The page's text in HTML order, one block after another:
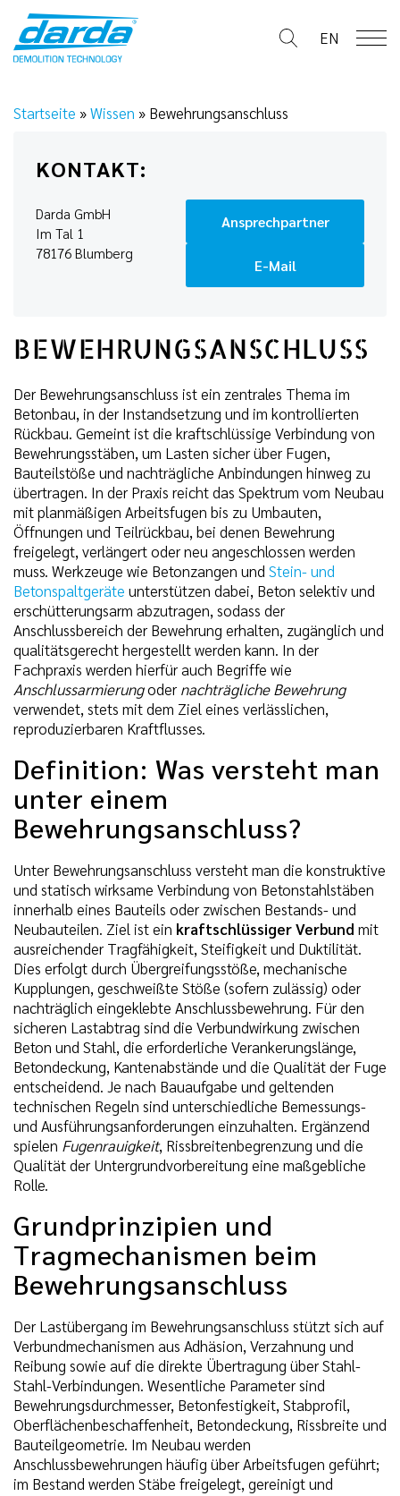
content
EN
Startseite »Wissen » Bewehrungsanschluss
KONTAKT:
Darda GmbH
Im Tal 1
78176 Blumberg
Ansprechpartner
E-Mail
BEWEHRUNGSANSCHLUSS
Der Bewehrungsanschluss ist ein zentrales Thema im
Betonbau, in der Instandsetzung und im kontrollierten
Rückbau. Gemeint ist die kraftschlüssige Verbindung von
Bewehrungsstäben, um Lasten sicher über Fugen,
Bauteilstöße und nachträgliche Anbindungen hinweg zu
übertragen. In der Praxis reicht das Spektrum vom Neubau
mit planmäßigen Arbeitsfugen bis zu Umbauten,
Öffnungen und Teilrückbau, bei denen Bewehrung
freigelegt, verlängert oder neu angeschlossen werden
muss. Werkzeuge wie Betonzangen und Stein- und
Betonspaltgeräte unterstützen dabei, Beton selektiv und
erschütterungsarm abzutragen, sodass der
Anschlussbereich der Bewehrung erhalten, zugänglich und
qualitätsgerecht hergestellt werden kann. In der
Fachpraxis werden hierfür auch Begriffe wie
Anschlussarmierungoder nachträgliche Bewehrung
verwendet, stets mit dem Ziel eines verlässlichen,
reproduzierbaren Kraftflusses.
Definition: Was versteht man
unter einem
Bewehrungsanschluss?
Unter Bewehrungsanschluss versteht man die konstruktive
und statisch wirksame Verbindung von Betonstahlstäben
innerhalb eines Bauteils oder zwischen Bestands- und
Neubauteilen. Ziel ist ein kraftschlüssiger Verbund mit
ausreichender Tragfähigkeit, Steifigkeit und Duktilität.
Dies erfolgt durch Übergreifungsstöße, mechanische
Kupplungen, geschweißte Stöße (sofern zulässig) oder
nachträglich eingeklebte Anschlussbewehrung. Für den
sicheren Lastabtrag sind die Verbundwirkung zwischen
Beton und Stahl, die erforderliche Verankerungslänge,
Betondeckung, Kantenabstände und die Qualität der Fuge
entscheidend. Je nach Bauaufgabe und geltenden
technischen Regeln sind unterschiedliche Bemessungs-
und Ausführungsanforderungen einzuhalten. Ergänzend
spielen Fugenrauigkeit, Rissbreitenbegrenzung und die
Qualität der Untergrundvorbereitung eine maßgebliche
Rolle.
Grundprinzipien und
Tragmechanismen beim
Bewehrungsanschluss
Der Lastübergang im Bewehrungsanschluss stützt sich auf
Verbundmechanismen aus Adhäsion, Verzahnung und
Reibung sowie auf die direkte Übertragung über Stahl-
Stahl-Verbindungen. Wesentliche Parameter sind
Bewehrungsdurchmesser, Betonfestigkeit, Stabprofil,
Oberflächenbeschaffenheit, Betondeckung, Rissbreite und
Bauteilgeometrie. Im Neubau werden
Anschlussbewehrungen häufig über Arbeitsfugen geführt;
im Bestand werden Stäbe freigelegt, gereinigt und